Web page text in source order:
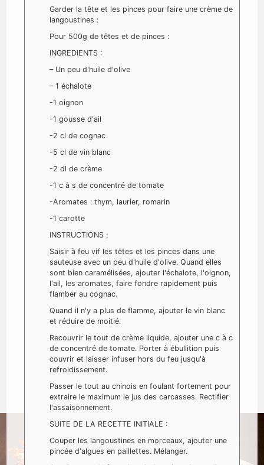
Garder la tête et les pinces pour faire une crème de
langoustines :
Pour 500g de têtes et de pinces :
INGREDIENTS :
– Un peu d'huile d'olive
– 1 échalote
-1 oignon
-1 gousse d'ail
-2 cl de cognac
-5 cl de vin blanc
-2 dl de crème
-1 c à s de concentré de tomate
-Aromates : thym, laurier, romarin
-1 carotte
INSTRUCTIONS ;
Saisir à feu vif les têtes et les pinces dans une
sauteuse avec un peu d'huile d'olive. Quand elles
sont bien caramélisées, ajouter l'échalote, l'oignon,
l'ail, les aromates, faire fondre rapidement puis
flamber au cognac.
Quand il n'y a plus de flamme, ajouter le vin blanc
et réduire de moitié.
Recouvrir le tout de crème liquide, ajouter une c à c
de concentré de tomate. Porter à ébullition puis
couvrir et laisser infuser hors du feu jusqu'à
refroidissement.
Passer le tout au chinois en foulant fortement pour
extraire le maximum le jus des carcasses. Rectifier
l'assaisonnement.
SUITE DE LA RECETTE INITIALE :
Couper les langoustines en morceaux, ajouter une
pincée d'algues en paillettes. Mélanger.